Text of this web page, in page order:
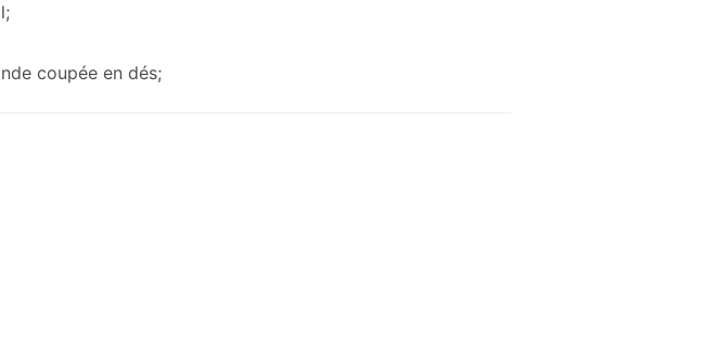
coupée en dés;